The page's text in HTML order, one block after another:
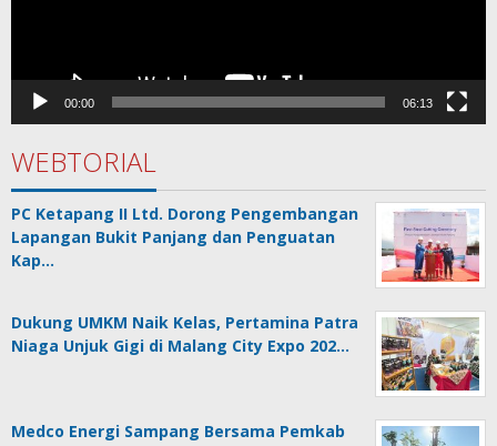
00:00 06:13
WEBTORIAL
PC Ketapang II Ltd. Dorong Pengembangan
Lapangan Bukit Panjang dan Penguatan
Kap…
Dukung UMKM Naik Kelas, Pertamina Patra
Niaga Unjuk Gigi di Malang City Expo 202…
Medco Energi Sampang Bersama Pemkab